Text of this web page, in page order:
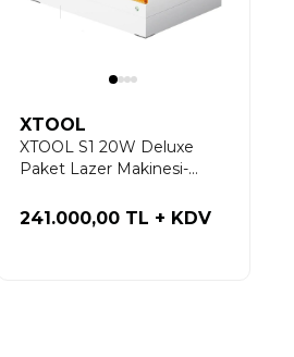
XTOOL
XTOOL S1 20W Deluxe
Paket Lazer Makinesi-
241.000,00 TL + KDV